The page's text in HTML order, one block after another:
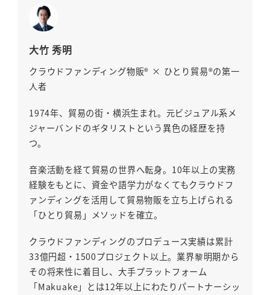
大竹 秀明
クラウドファンディング物販® × ひとり貿易®の第一
人者
1974年、貿易の街・横浜生まれ。元ビジュアル系メ
ジャーバンドのギタリストという異色の経歴を持
つ。
音楽活動を経て貿易の世界へ転身。10年以上の実務
経験をもとに、資金や語学力がなくてもクラウドフ
ァンディングを活用して貿易物販を立ち上げられる
「ひとり貿易」メソッドを確立。
クラウドファンディングのプロデュース実績は累計
33億円超・1500プロジェクト以上。業界黎明期から
その将来性に着目し、大手プラットフォーム
「Makuake」とは12年以上にわたりパートナーシッ